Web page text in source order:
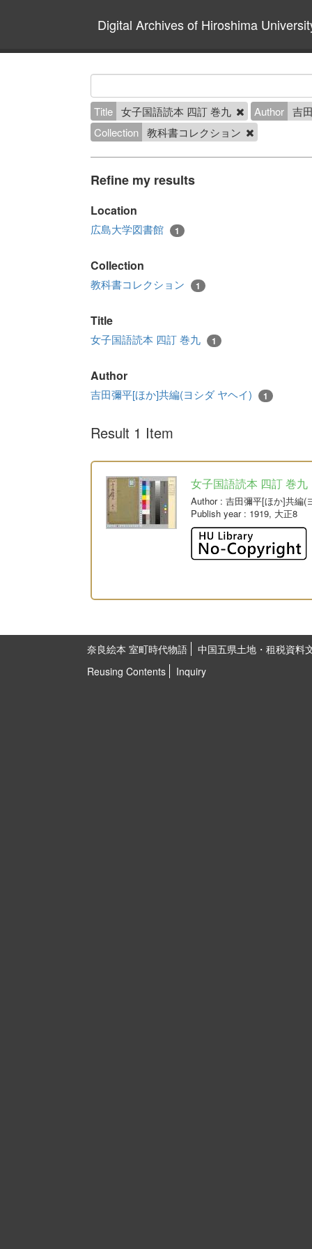
Digital Archives of Hiroshima
Title 女子国語読本 四訂 巻九 Author 吉
Collection 教科書コレクション
Refine my results
Location
広島大学図書館 1
Collection
教科書コレクション 1
Title
女子国語読本 四訂 巻九 1
Author
吉田彌平[ほか]共編(ヨシダ ヤヘイ) 1
Result 1 Item
女子国語読本 四訂 巻九
Author: 吉田彌平[ほか]共編
Publish year: 1919, 大正8
奈良絵本 室町時代物語
中国五県土地・租税資料
Reusing Contents
Inquiry